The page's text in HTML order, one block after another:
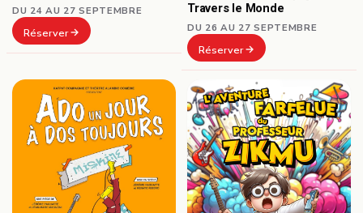
DU 24 AU 27 SEPTEMBRE
Réserver
Travers le Monde
DU 26 AU 27 SEPTEMBRE
Réserver